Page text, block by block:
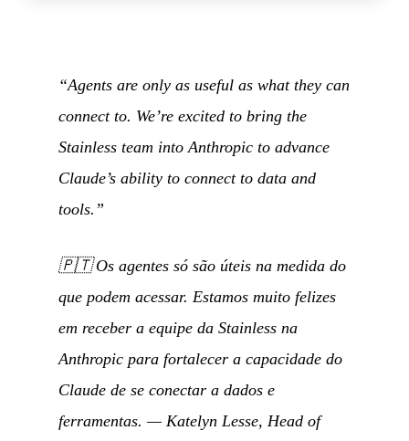
“Agents are only as useful as what they can
connect to. We’re excited to bring the
Stainless team into Anthropic to advance
Claude’s ability to connect to data and
tools.”
🇵🇹Os agentes só são úteis na medida do
que podem acessar. Estamos muito felizes
em receber a equipe da Stainless na
Anthropic para fortalecer a capacidade do
Claude de se conectar a dados e
ferramentas. — Katelyn Lesse, Head of